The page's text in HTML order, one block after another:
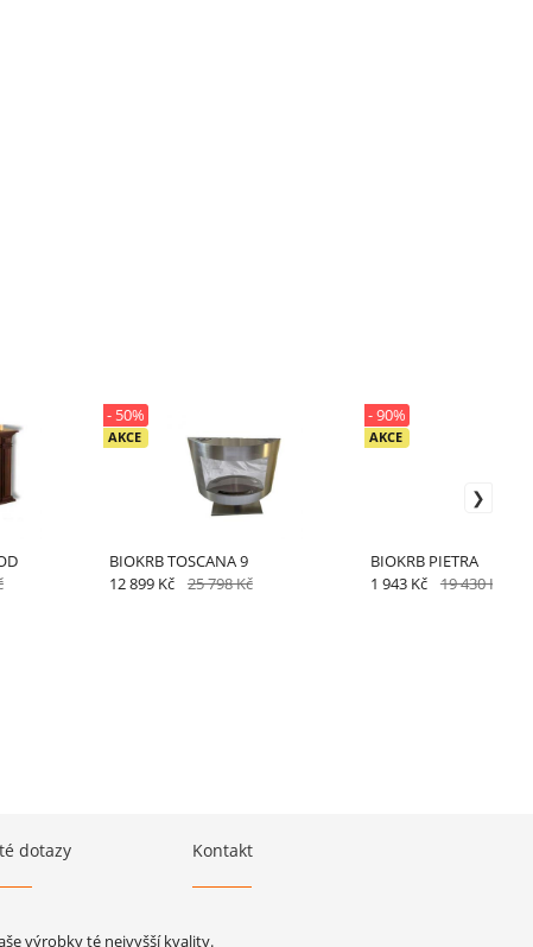
BIOKRB TOSCANA 9
AKCE
- 50%
12 899 Kč 25 798 Kč
BIOKRB PIETRA
AKCE
- 90%
1 943 Kč 19 430 Kč
dotazy Kontakt
výrobky té nejvyšší kvality.